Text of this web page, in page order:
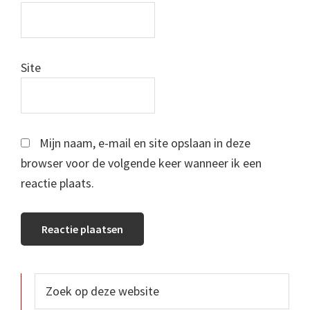
Site
Mijn naam, e-mail en site opslaan in deze
browser voor de volgende keer wanneer ik een
reactie plaats.
Primaire
op